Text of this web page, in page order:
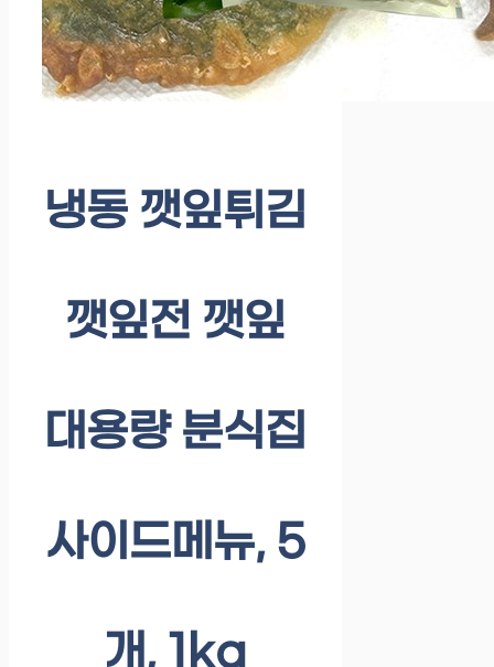
냉동 깻잎튀김
깻잎전 깻잎
대용량 분식집
사이드메뉴, 5
개, 1kg